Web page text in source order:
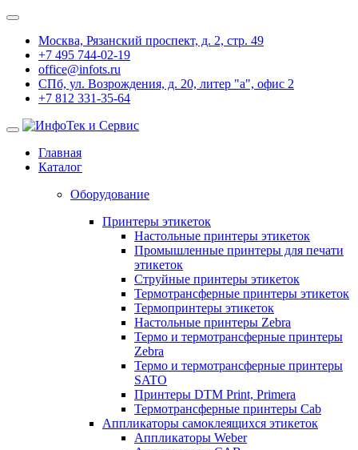
Москва, Рязанский проспект, д. 2, стр. 49
+7 495 744-02-19
office@infots.ru
СПб, ул. Возрождения, д. 20, литер "a", офис 2
+7 812 331-35-64
Главная
Каталог
Оборудование
Принтеры этикеток
Настольные принтеры этикеток
Промышленные принтеры для печати
этикеток
Струйные принтеры этикеток
Термотрансферные принтеры этикеток
Термопринтеры этикеток
Настольные принтеры Zebra
Термо и термотрансферные принтеры
Zebra
Термо и термотрансферные принтеры
SATO
Принтеры DTM Print, Primera
Термотрансферные принтеры Cab
Аппликаторы самоклеящихся этикеток
Аппликаторы Weber